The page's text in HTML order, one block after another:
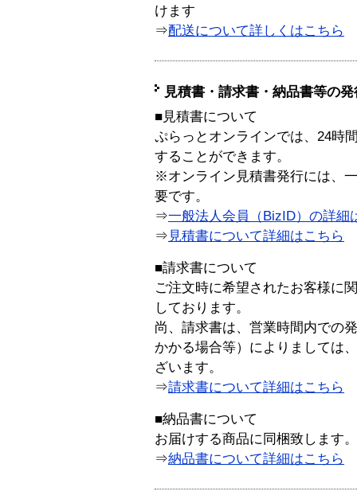
けます
⇒配送について詳しくはこちら
見積書・請求書・納品書等の
■見積書について
ぷらっとオンラインでは、24時
することができます。
※オンライン見積書発行には、
要です。
⇒一般法人会員（BizID）の詳細
⇒ 見積書について詳細はこちら
■請求書について
ご注文時に希望されたお客様に
しております。
尚、請求書は、営業時間内での
かかる場合等）によりましては
ざいます。
⇒請求書について詳細はこちら
■納品書について
お届けする商品に同梱致します。
⇒納品書について詳細はこちら